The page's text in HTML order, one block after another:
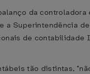
da
Superintendência
de contabilidade
tão distintas,